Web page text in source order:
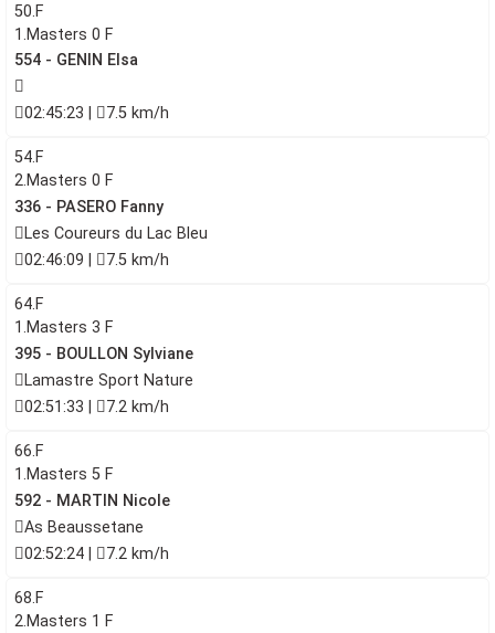
50.F
1.Masters 0 F
554 - GENIN Elsa
02:45:23 | 7.5 km/h
54.F
2.Masters 0 F
336 - PASERO Fanny
Les Coureurs du Lac Bleu
02:46:09 |
7.5 km/h
64.F
1.Masters 3 F
395 - BOULLON Sylviane
Lamastre Sport Nature
02:51:33 |
7.2 km/h
66.F
1.Masters 5 F
592 - MARTIN Nicole
As Beaussetane
02:52:24 |
7.2 km/h
68.F
2.Masters 1 F